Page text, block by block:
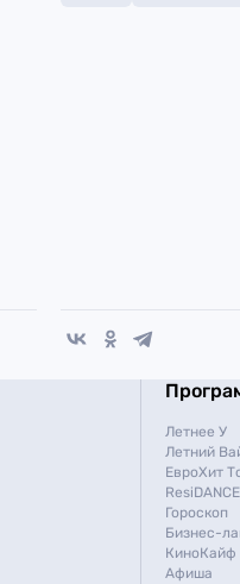
Летнее У
Летний
ЕвроХит
ResiDANCE
Гороскоп
Бизнес-
КиноКайф
Афиша